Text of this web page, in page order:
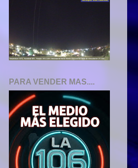
PARA VENDER MAS....